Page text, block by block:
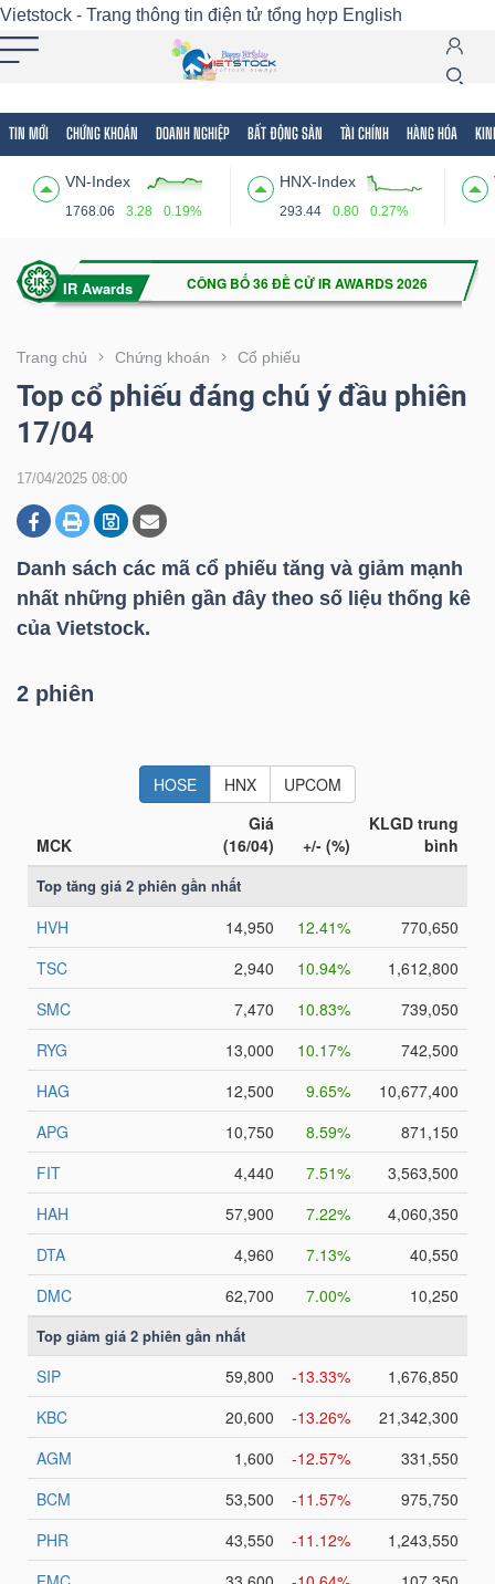
Vietstock - Trang thông tin điện tử tổng hợp English
TIN MỚI CHỨNG KHOÁN DOANH NGHIỆP BẤT ĐỘNG SẢN TÀI CHÍNH HÀNG HÓA
VN-Index
1768.06 3.28 0.19%
HNX-Index
293.44 0.80 0.27%
Trang chủ Chứng khoán Cổ phiếu
Top cổ phiếu đáng chú ý đầu phiên
17/04
17/04/2025 08:00
Danh sách các mã cổ phiếu tăng và giảm mạnh
nhất những phiên gần đây theo số liệu thống kê
của Vietstock.
2 phiên
Tất cả Tính năng Ngành Mã chứng khoán
Tính
(-)
VIETSTOCK
CHỨNG
DOANH
NGHIỆP
BẤT
TÀI
CHÍNH
HÀNG
HÓA
KINH
TẾ
THẾ
GIỚI
DƯƠNG
TÀI